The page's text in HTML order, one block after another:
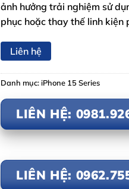
ảnh hưởng trải nghiệm sử
phục hoặc thay thế linh kiện
Liên hệ
Danh mục:iPhone 15 Series
LIÊN HỆ:
LIÊN HỆ: